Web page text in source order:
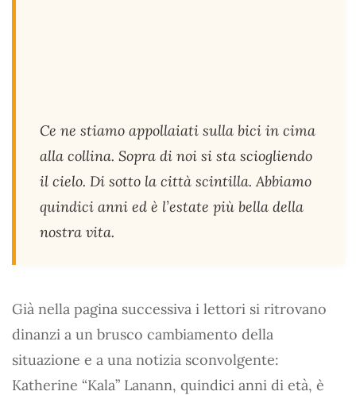
Ce ne stiamo appollaiati sulla bici in cima
alla collina. Sopra di noi si sta sciogliendo
il cielo. Di sotto la città scintilla. Abbiamo
quindici anni ed è l’estate più bella della
nostra vita.
Già nella pagina successiva i lettori si ritrovano
dinanzi a un brusco cambiamento della
situazione e a una notizia sconvolgente:
Katherine “Kala” Lanann, quindici anni di età, è